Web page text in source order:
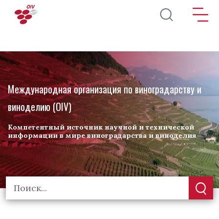
Перейти к основному содержанию
Международная организация по виноградарству и
виноделию (OIV)
Компетентный источник научной и технической
информации в мире виноградарства и виноделия